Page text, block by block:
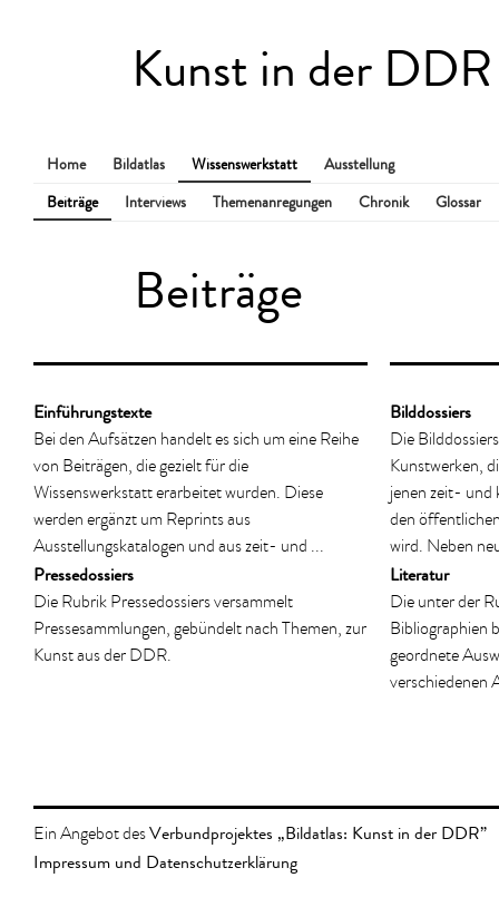
Kunst in der DDR
Home Bildatlas Wissenswerkstatt
Ausstellung
Beiträge
Interviews Themenanregungen Chronik Glossar
Beiträge
Einführungstexte
Bei den Aufsätzen handelt es sich um eine Reihe
von Beiträgen, die gezielt für die
Wissenswerkstatt erarbeitet wurden. Diese
werden ergänzt um Reprints aus
Ausstellungskatalogen und aus zeit- und ...
Pressedossiers
Die Rubrik Pressedossiers versammelt
Pressesammlungen, gebündelt nach Themen, zur
Kunst aus der DDR.
Bilddossiers
Die
Kunstwerken,
jenen zeit- und
den
wird. Neben
Literatur
Die unter der
Bibliographien
geordnete
verschiedenen
Ein Angebot desVerbundprojektes „Bildatlas: Kunst in der DDR”
Impressum und Datenschutzerklärung